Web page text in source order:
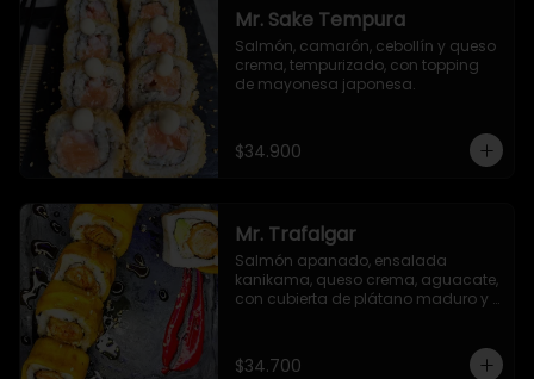
Mr. Sake Tempura
Salmón, camarón, cebollín y queso
crema, tempurizado, con topping
de mayonesa japonesa.
$34.900
Mr. Trafalgar
Salmón apanado, ensalada
kanikama, queso crema, aguacate,
con cubierta de plátano maduro y
$34.700